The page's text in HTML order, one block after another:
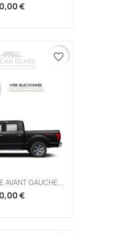
€
AVANT GAUCHE...
€
favorite_border